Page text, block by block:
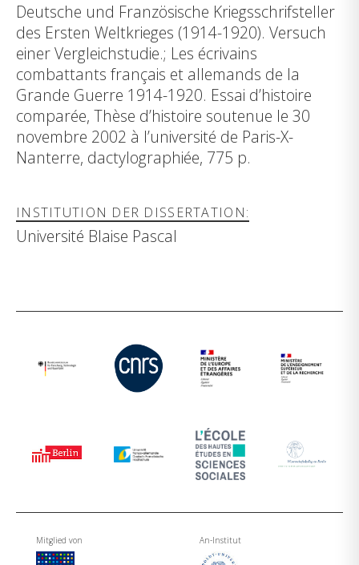
Deutsche und Französische Kriegsschrifsteller
des Ersten Weltkrieges (1914-1920). Versuch
einer Vergleichstudie.; Les écrivains
combattants français et allemands de la
Grande Guerre 1914-1920. Essai d’histoire
comparée, Thèse d’histoire soutenue le 30
novembre 2002 à l’université de Paris-X-
Nanterre, dactylographiée, 775 p.
INSTITUTION DER DISSERTATION:
Université Blaise Pascal
Mitglied von An-Institut